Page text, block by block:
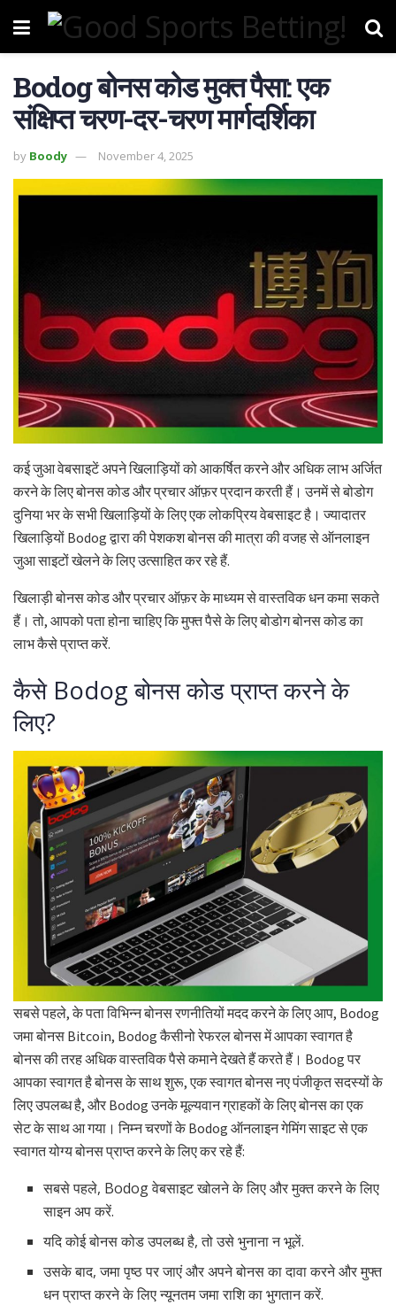
Bodog बोनस कोड मुक्त पैसा: एक
संक्षिप्त चरण-दर-चरण मार्गदर्शिका
by Boody November 4, 2025
कई जुआ वेबसाइटें अपने खिलाड़ियों को आकर्षित करने और अधिक लाभ अर्जित
करने के लिए बोनस कोड और प्रचार ऑफ़र प्रदान करती हैं। उनमें से बोडोग
दुनिया भर के सभी खिलाड़ियों के लिए एक लोकप्रिय वेबसाइट है। ज्यादातर
खिलाड़ियों Bodog द्वारा की पेशकश बोनस की मात्रा की वजह से ऑनलाइन
जुआ साइटों खेलने के लिए उत्साहित कर रहे हैं.
खिलाड़ी बोनस कोड और प्रचार ऑफ़र के माध्यम से वास्तविक धन कमा सकते
हैं। तो, आपको पता होना चाहिए कि मुफ्त पैसे के लिए बोडोग बोनस कोड का
लाभ कैसे प्राप्त करें.
कैसे Bodog बोनस कोड प्राप्त करने के
लिए?
सबसे पहले, के पता विभिन्न बोनस रणनीतियों मदद करने के लिए आप, Bodog
जमा बोनस Bitcoin, Bodog कैसीनो रेफरल बोनस में आपका स्वागत है
बोनस की तरह अधिक वास्तविक पैसे कमाने देखते हैं करते हैं। Bodog पर
आपका स्वागत है बोनस के साथ शुरू, एक स्वागत बोनस नए पंजीकृत सदस्यों के
लिए उपलब्ध है, और Bodog उनके मूल्यवान ग्राहकों के लिए बोनस का एक
सेट के साथ आ गया। निम्न चरणों के Bodog ऑनलाइन गेमिंग साइट से एक
स्वागत योग्य बोनस प्राप्त करने के लिए कर रहे हैं:
सबसे पहले, Bodog वेबसाइट खोलने के लिए और मुक्त करने के लिए
साइन अप करें.
यदि कोई बोनस कोड उपलब्ध है, तो उसे भुनाना न भूलें.
उसके बाद, जमा पृष्ठ पर जाएं और अपने बोनस का दावा करने और मुफ्त
धन प्राप्त करने के लिए न्यूनतम जमा राशि का भुगतान करें.